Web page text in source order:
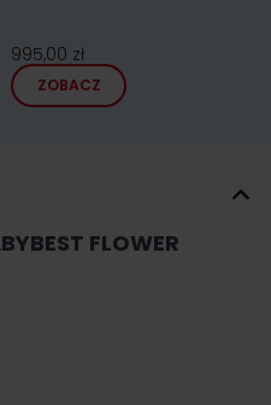
995,00 zł
ZOBACZ
FLOWER